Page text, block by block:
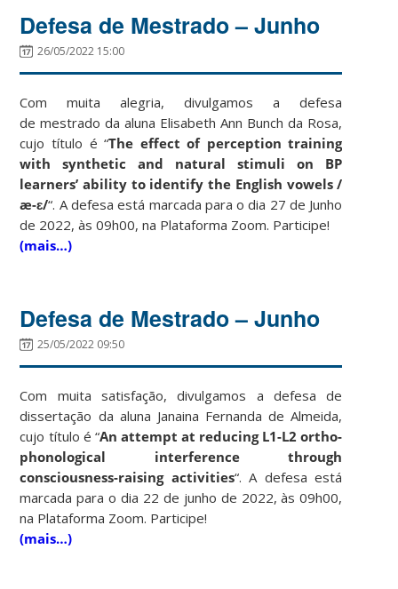
Defesa de Mestrado – Junho
26/05/2022 15:00
Com muita alegria, divulgamos a defesa
de mestrado da aluna Elisabeth Ann Bunch da Rosa,
cujo título é “The effect of perception training
with synthetic and natural stimuli on BP
learners’ ability to identify the English vowels/
æ-ɛ/“. A defesa está marcada para o dia 27 de Junho
de 2022, às 09h00, na Plataforma Zoom. Participe!
(mais…)
Defesa de Mestrado – Junho
25/05/2022 09:50
Com muita satisfação, divulgamos a defesa de
dissertação da aluna Janaina Fernanda de Almeida,
cujo título é “An attempt at reducing L1-L2 ortho-
phonological interference through
consciousness-raising activities“. A defesa está
marcada para o dia 22 de junho de 2022, às 09h00,
na Plataforma Zoom. Participe!
(mais…)